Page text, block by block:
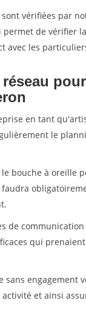
vérifiées par
de vérifier
avec les
en tant
le
bouche à oreille
de
qui
sans engagement
et ainsi